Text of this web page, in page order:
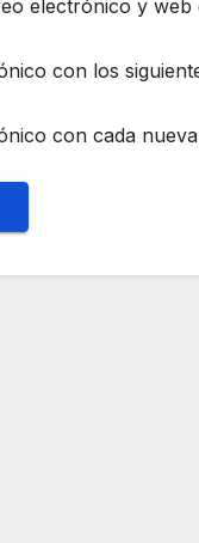
electrónico y
con los
con cada